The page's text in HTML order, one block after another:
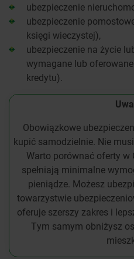
ubezpieczenie
ubezpieczenie
księgi wieczystej),
ubezpieczenie na życie
wymagane lub
kredytu).
Obowiązkowe
kupić samodzielnie. Nie
Warto porównać oferty w
spełniają minimalne
pieniądze. Możesz
towarzystwie
oferuje szerszy zakres i
Tym samym obniżysz